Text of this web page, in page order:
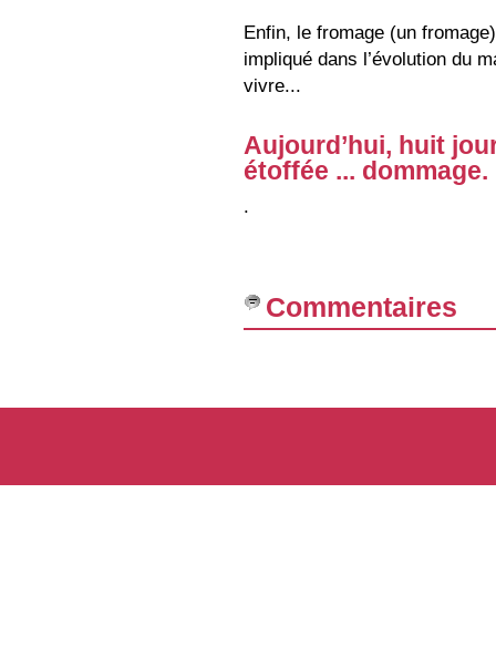
Enfin, le fromage (un
impliqué dans l’évolution du
vivre...
Aujourd’hui, huit
étoffée ... dommage.
.
Commentaires